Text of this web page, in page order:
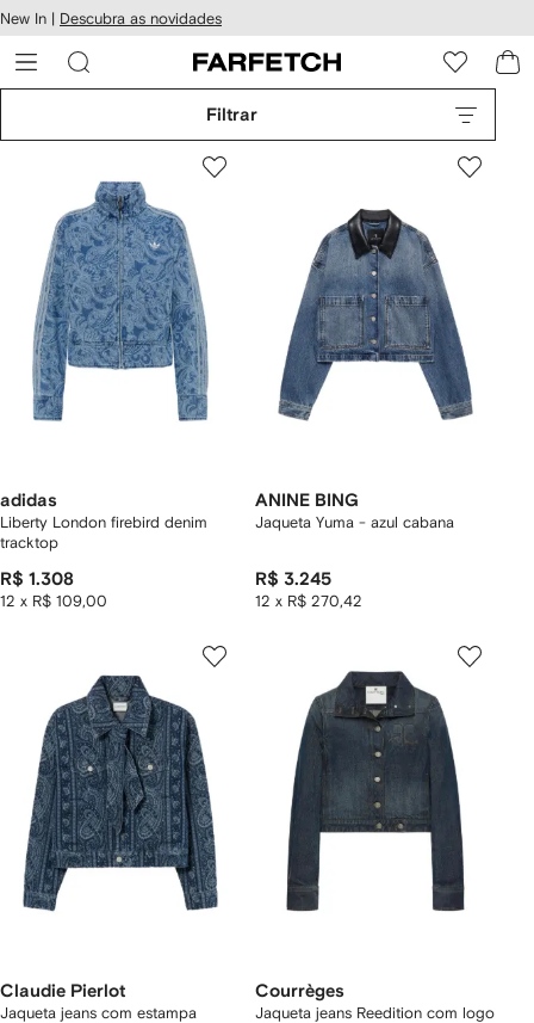
o
New In | Descubra as novidades
Filtrar
adidas
Liberty London firebird denim
tracktop
R$ 1.308
12 x R$ 109,00
ANINE BING
Jaqueta Yuma - azul cabana
R$ 3.245
12 x R$ 270,42
Claudie Pierlot
Jaqueta jeans com estampa
Courrèges
Jaqueta jeans Reedition com logo